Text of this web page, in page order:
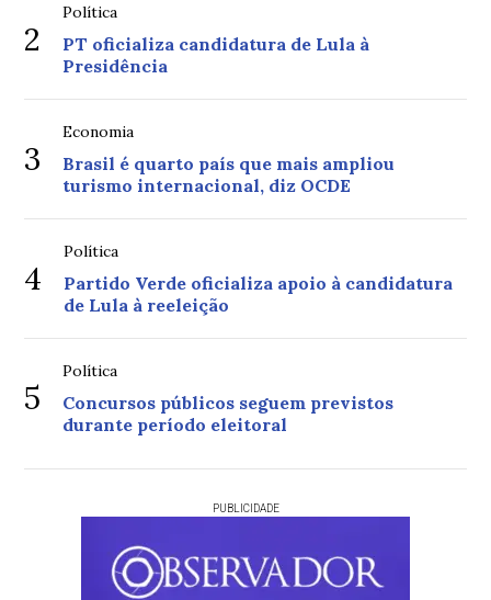
2
Política
PT oficializa candidatura de Lula à
Presidência
3
Economia
Brasil é quarto país que mais ampliou
turismo internacional, diz OCDE
4
Política
Partido Verde oficializa apoio à candidatura
de Lula à reeleição
5
Política
Concursos públicos seguem previstos
durante período eleitoral
PUBLICIDADE